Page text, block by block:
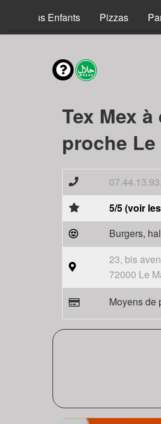
Menus Enfants Pizzas
Tex Mex
proche Le
5/5 (voir
Burgers,
23, bis
72000 Le
Moyens de